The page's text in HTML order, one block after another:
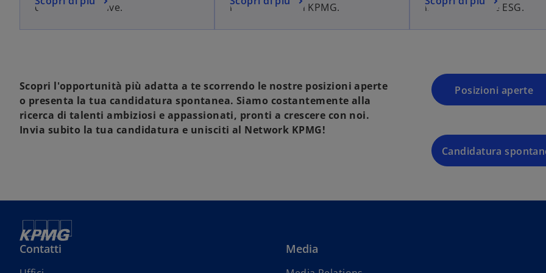
digitali innovative.
l’Hybrid work in KPMG.
insieme le sfide ESG.
Scopri l'opportunità più adatta a te scorrendo le nostre posizioni aperte
o presenta la tua candidatura spontanea. Siamo costantemente alla
ricerca di talenti ambiziosi e appassionati, pronti a crescere con noi.
Invia subito la tua candidatura e unisciti al Network KPMG!
Posizioni aperte
Candidatura
Contatti Media